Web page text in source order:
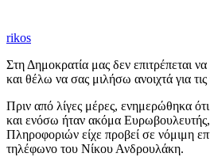
rikos
Στη Δημοκρατία μας δεν επιτρέπεται
και θέλω να σας μιλήσω ανοιχτά για τις
Πριν από λίγες μέρες, ενημερώθηκα
και ενόσω ήταν ακόμα
Πληροφοριών είχε προβεί σε νόμιμη
τηλέφωνο του Νίκου Ανδρουλάκη.